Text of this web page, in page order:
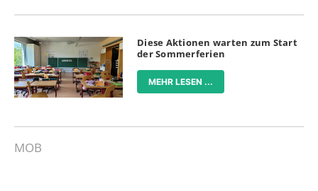
Diese Aktionen warten zum Start
der Sommerferien
MEHR LESEN ...
MOB